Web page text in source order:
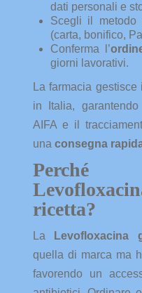
dati personali e
Scegli il metodo
(carta, bonifico,
Conferma l’
giorni lavorativi.
La farmacia gestisce
in Italia,
AIFA e il
una consegna
ricetta?
La Levofloxacina
quella di marca ma
favorendo un